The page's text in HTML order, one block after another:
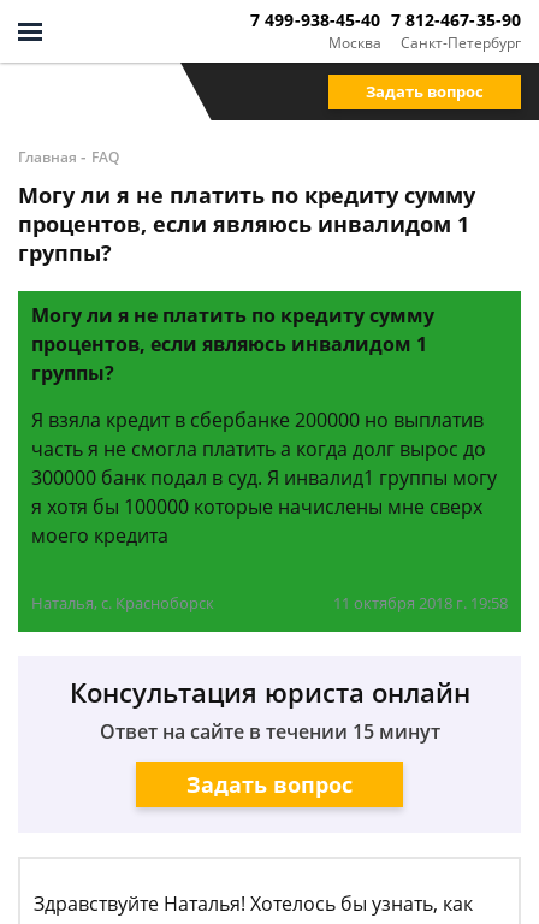
Москва
7 499-938-45-40
Санкт-Петербург
7 812-467-35-90
Задать вопрос
Главная - FAQ
Могу ли я не платить по кредиту сумму
процентов, если являюсь инвалидом 1
группы?
Могу ли я не платить по кредиту сумму
процентов, если являюсь инвалидом 1
группы?
Я взяла кредит в сбербанке 200000 но выплатив
часть я не смогла платить а когда долг вырос до
300000 банк подал в суд. Я инвалид1 группы могу
я хотя бы 100000 которые начислены мне сверх
моего кредита
Наталья, с. Красноборск 11 октября 2018 г. 19:58
Консультация юриста онлайн
Ответ на сайте в течении 15 минут
Задать вопрос
Здравствуйте Наталья! Хотелось бы узнать, как